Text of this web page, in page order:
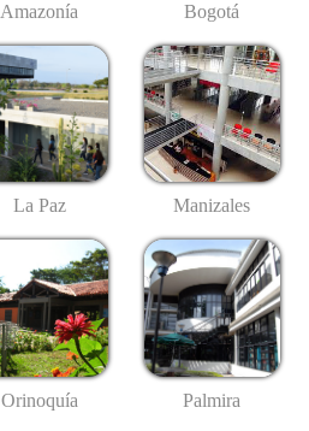
Amazonía Bogotá
La Paz Manizales
Orinoquía Palmira